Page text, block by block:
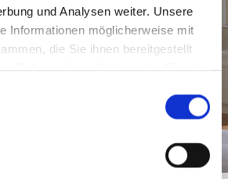
und Analysen weiter. Unsere
Informationen möglicherweise mit
die Sie ihnen bereitgestellt
MIT UNS AUF, WENN SIE
EINEN TERMIN VEREINBAREN